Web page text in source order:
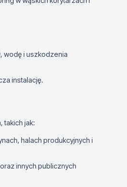
wodę i uszkodzenia
instalację.
takich jak:
halach produkcyjnych i
innych publicznych